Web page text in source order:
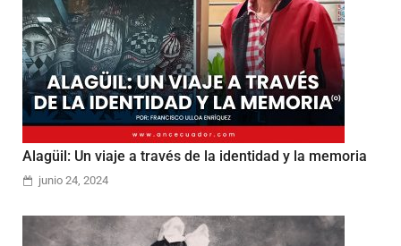
Alagüil: Un viaje a través de la identidad y la memoria
junio 24, 2024